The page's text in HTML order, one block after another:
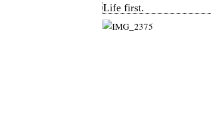
Life first.